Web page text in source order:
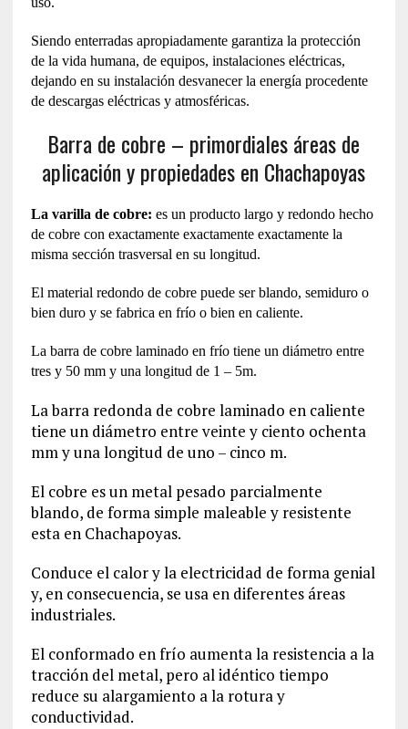
Siendo enterradas apropiadamente garantiza la protección
de la vida humana, de equipos, instalaciones eléctricas,
dejando en su instalación desvanecer la energía procedente
de descargas eléctricas y atmosféricas.
Barra de cobre – primordiales áreas de
aplicación y propiedades en Chachapoyas
La varilla de cobre: es un producto largo y redondo hecho
de cobre con exactamente exactamente exactamente la
misma sección trasversal en su longitud.
El material redondo de cobre puede ser blando, semiduro o
bien duro y se fabrica en frío o bien en caliente.
La barra de cobre laminado en frío tiene un diámetro entre
tres y 50 mm y una longitud de 1 – 5m.
La barra redonda de cobre laminado en caliente
tiene un diámetro entre veinte y ciento ochenta
mm y una longitud de uno – cinco m.
El cobre es un metal pesado parcialmente
blando, de forma simple maleable y resistente
esta en Chachapoyas.
Conduce el calor y la electricidad de forma genial
y, en consecuencia, se usa en diferentes áreas
industriales.
El conformado en frío aumenta la resistencia a la
tracción del metal, pero al idéntico tiempo
reduce su alargamiento a la rotura y
conductividad.